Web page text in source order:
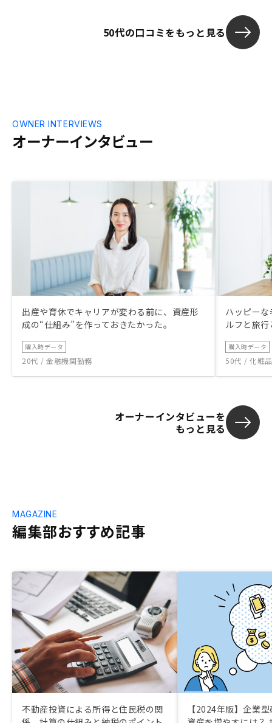
50代の口コミをもっと見る
オーナーインタビュー
OWNER INTERVIEWS
出産や育休でキャリアが変わる前に、資産形
成の“仕組み”を作っておきたかった。
購入時データ
20代 / 金融機関勤務
ハッピー
ルフと旅
購入時データ
50代 / 化粧
オーナーインタビューを
もっと見る
編集部おすすめ記事
MAGAZINE
不動産投資による所得と住民税の関
【2024年版】企業